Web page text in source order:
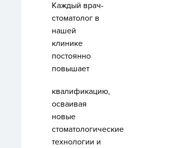
Каждый врач-
стоматолог в
нашей
клинике
постоянно
повышает
квалификацию,
осваивая
новые
стоматологические
технологии и